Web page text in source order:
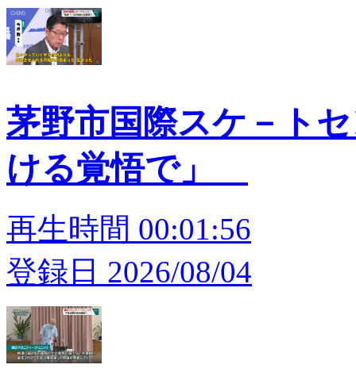
茅野市国際スケ－ト
ける覚悟で」
再生時間 00:01:56
登録日 2026/08/04